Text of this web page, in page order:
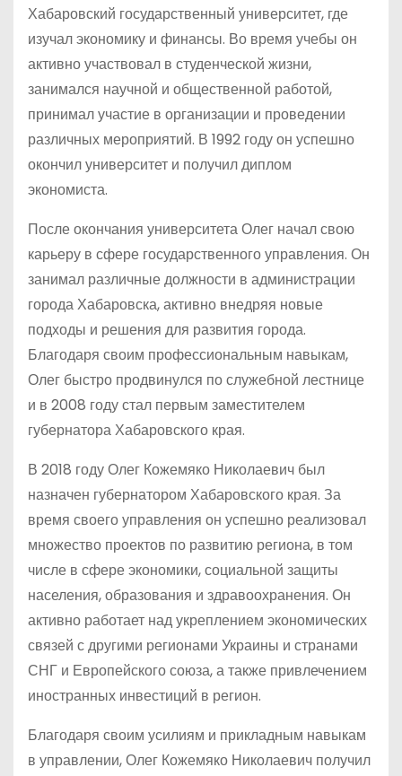
Хабаровский государственный университет, где
изучал экономику и финансы. Во время учебы он
активно участвовал в студенческой жизни,
занимался научной и общественной работой,
принимал участие в организации и проведении
различных мероприятий. В 1992 году он успешно
окончил университет и получил диплом
экономиста.
После окончания университета Олег начал свою
карьеру в сфере государственного управления. Он
занимал различные должности в администрации
города Хабаровска, активно внедряя новые
подходы и решения для развития города.
Благодаря своим профессиональным навыкам,
Олег быстро продвинулся по служебной лестнице
и в 2008 году стал первым заместителем
губернатора Хабаровского края.
В 2018 году Олег Кожемяко Николаевич был
назначен губернатором Хабаровского края. За
время своего управления он успешно реализовал
множество проектов по развитию региона, в том
числе в сфере экономики, социальной защиты
населения, образования и здравоохранения. Он
активно работает над укреплением экономических
связей с другими регионами Украины и странами
СНГ и Европейского союза, а также привлечением
иностранных инвестиций в регион.
Благодаря своим усилиям и прикладным навыкам
в управлении, Олег Кожемяко Николаевич получил